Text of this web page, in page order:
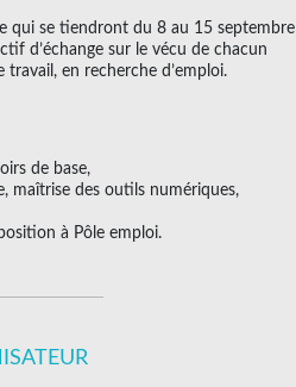
qui se tiendront du 8 au 15 septembre
d’échange sur le vécu de chacun
en recherche d’emploi.
de base,
maîtrise des outils numériques,
à Pôle emploi.